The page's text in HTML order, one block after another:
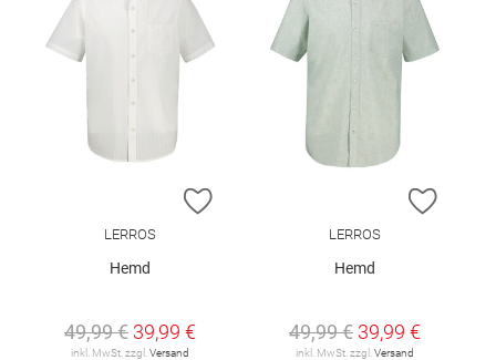
ZUR WUNSCHLISTE HINZUFÜGEN
LERROS
Hemd
49,99 € 39,99 €
inkl. MwSt. zzgl. Versand
ZUR
LERROS
Hemd
49,99 € 39,99 €
inkl. MwSt. zzgl. Versand